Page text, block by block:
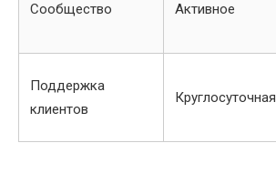
Сообщество Активное
Поддержка
клиентов
Круглосуточная